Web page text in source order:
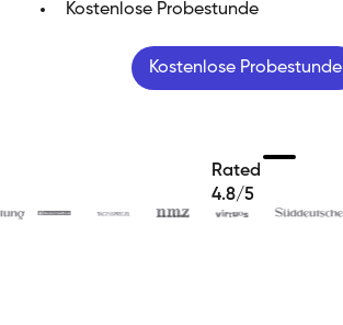
Kostenlose Probestunde
Kostenlose Probestunde
Rated
4.8/5